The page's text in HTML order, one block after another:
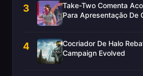
3
Take-Two Comenta
Para Apresentação De
4
Cocriador De Halo
Campaign Evolved